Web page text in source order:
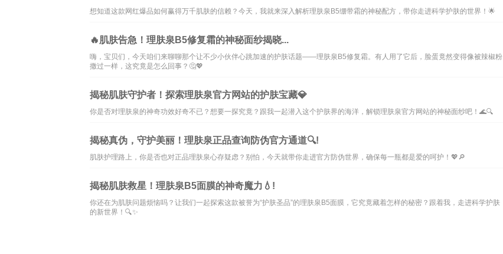
想知道这款网红爆品如何赢得万千肌肤的信赖？今天，我就来深入解析理肤泉B5绷带霜的神秘配方，带你走进科学护肤的世界！🌟
🔥肌肤告急！理肤泉B5修复霜的神秘面纱揭晓...
嗨，宝贝们，今天咱们来聊聊那个让不少小伙伴心跳加速的护肤话题——理肤泉B5修复霜。有人用了它后，脸蛋竟然变得像被辣椒粉
撒过一样，这究竟是怎么回事？🤔💖
揭秘肌肤守护者！探索理肤泉官方网站的护肤宝藏💎
你是否对理肤泉的神奇功效好奇不已？想要一探究竟？跟我一起潜入这个护肤界的海洋，解锁理肤泉官方网站的神秘面纱吧！🌊🔍
揭秘真伪，守护美丽！理肤泉正品查询防伪官方通道🔍!
肌肤护理路上，你是否也对正品理肤泉心存疑虑？别怕，今天就带你走进官方防伪世界，确保每一瓶都是爱的呵护！💖🔎
揭秘肌肤救星！理肤泉B5面膜的神奇魔力💧!
你还在为肌肤问题烦恼吗？让我们一起探索这款被誉为“护肤圣品”的理肤泉B5面膜，它究竟藏着怎样的秘密？跟着我，走进科学护肤
的新世界！🔍✨